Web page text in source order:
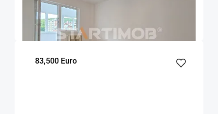
Brasov
50
m²
1
dormitor Etaj
83,500 Euro